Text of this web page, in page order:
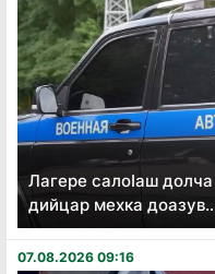
Лагере салоӏаш
дийцар мехка
07.08.2026 09:16